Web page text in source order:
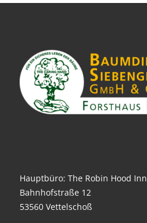
Hauptbüro: The Robin Hood Inn
Bahnhofstraße 12
53560 Vettelschoß